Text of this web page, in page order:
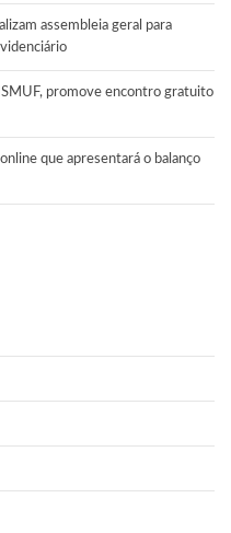
assembleia geral para
promove encontro gratuito
que apresentará o balanço